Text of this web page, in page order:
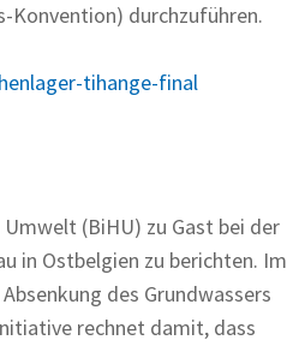
Konvention) durchzuführen.
tihange-final
(BiHU) zu Gast bei der
in Ostbelgien zu berichten. Im
des Grundwassers
rechnet damit, dass